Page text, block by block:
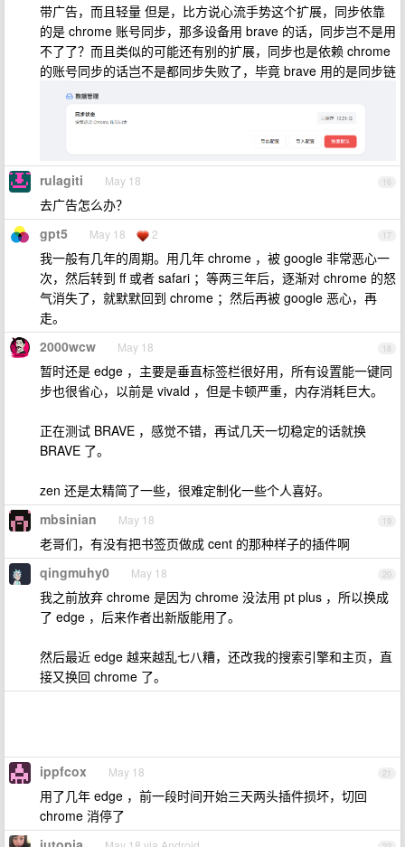
带广告，而且轻量 但是，比方说心流手势这个扩展，同步依靠
的是 chrome 账号同步，那多设备用 brave 的话，同步岂不是用
不了了？而且类似的可能还有别的扩展，同步也是依赖 chrome
的账号同步的话岂不是都同步失败了，毕竟 brave 用的是同步链
16
rulagiti May 18
去广告怎么办？
17
gpt5 May 18 2
我一般有几年的周期。用几年 chrome ，被 google 非常恶心一
次，然后转到 ff 或者 safari ；等两三年后，逐渐对 chrome 的怒
气消失了，就默默回到 chrome ；然后再被 google 恶心，再
走。
18
2000wcw May 18
暂时还是 edge ，主要是垂直标签栏很好用，所有设置能一键同
步也很省心，以前是 vivald ，但是卡顿严重，内存消耗巨大。
正在测试 BRAVE ，感觉不错，再试几天一切稳定的话就换
BRAVE 了。
zen 还是太精简了一些，很难定制化一些个人喜好。
19
mbsinian May 18
老哥们，有没有把书签页做成 cent 的那种样子的插件啊
20
qingmuhy0 May 18
我之前放弃 chrome 是因为 chrome 没法用 pt plus ，所以换成
了 edge ，后来作者出新版能用了。
然后最近 edge 越来越乱七八糟，还改我的搜索引擎和主页，直
接又换回 chrome 了。
21
ippfcox May 18
用了几年 edge ，前一段时间开始三天两头插件损坏，切回
chrome 消停了